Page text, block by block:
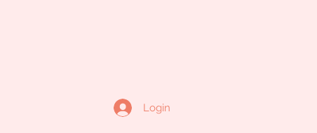
Login